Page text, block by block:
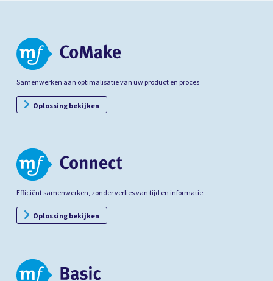
Samenwerken aan optimalisatie van uw product en proces
Oplossing bekijken
Efficiënt samenwerken, zonder verlies van tijd en informatie
Oplossing bekijken